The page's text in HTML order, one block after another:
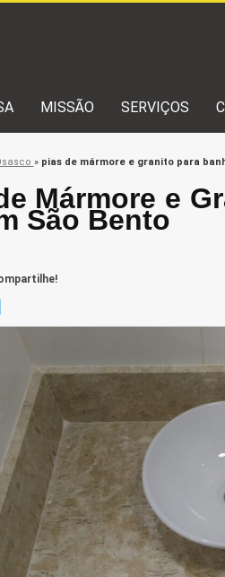
MISSÃO SERVIÇOS
» pias de mármore e granito para
Mármore e
São Bento